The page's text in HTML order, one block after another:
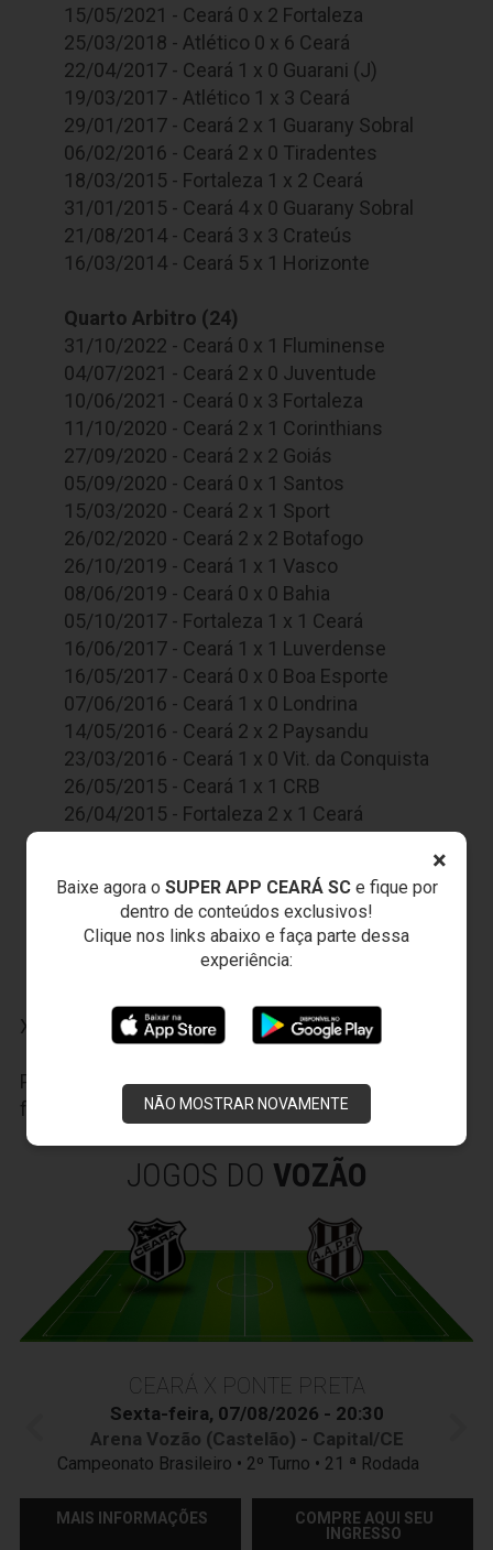
×
Baixe agora o SUPER APP CEARÁ SCe fique por
dentro de conteúdos exclusivos!
Clique nos links abaixo e faça parte dessa
experiência:
NÃO MOSTRAR NOVAMENTE
15/05/2021 - Ceará 0 x 2 Fortaleza
25/03/2018 - Atlético 0 x 6 Ceará
22/04/2017 - Ceará 1 x 0 Guarani (J)
19/03/2017 - Atlético 1 x 3 Ceará
29/01/2017 - Ceará 2 x 1 Guarany Sobral
06/02/2016 - Ceará 2 x 0 Tiradentes
18/03/2015 - Fortaleza 1 x 2 Ceará
31/01/2015 - Ceará 4 x 0 Guarany Sobral
21/08/2014 - Ceará 3 x 3 Crateús
16/03/2014 - Ceará 5 x 1 Horizonte
Quarto Arbitro (24)
31/10/2022 - Ceará 0 x 1 Fluminense
04/07/2021 - Ceará 2 x 0 Juventude
10/06/2021 - Ceará 0 x 3 Fortaleza
11/10/2020 - Ceará 2 x 1 Corinthians
27/09/2020 - Ceará 2 x 2 Goiás
05/09/2020 - Ceará 0 x 1 Santos
15/03/2020 - Ceará 2 x 1 Sport
26/02/2020 - Ceará 2 x 2 Botafogo
26/10/2019 - Ceará 1 x 1 Vasco
08/06/2019 - Ceará 0 x 0 Bahia
05/10/2017 - Fortaleza 1 x 1 Ceará
16/06/2017 - Ceará 1 x 1 Luverdense
16/05/2017 - Ceará 0 x 0 Boa Esporte
07/06/2016 - Ceará 1 x 0 Londrina
14/05/2016 - Ceará 2 x 2 Paysandu
23/03/2016 - Ceará 1 x 0 Vit. da Conquista
26/05/2015 - Ceará 1 x 1 CRB
26/04/2015 - Fortaleza 2 x 1 Ceará
23/09/2014 - Ceará 2 x 0 América
30/08/2014 - Ceará 3 x 1 Luverdense
28/04/2013 - Guarany Sobral 3 x 2 Ceará
X
Participe das nossas promoções, clique
faça seu cadastro.
JOGOS DO VOZÃO
CEARÁ X PONTE PRETA
Sexta-feira, 07/08/2026 - 20:30
Arena Vozão (Castelão) - Capital/CE
Campeonato Brasileiro • 2º Turno • 21 ª Rodada
MAIS INFORMAÇÕES
COMPRE AQUI SEU
INGRESSO